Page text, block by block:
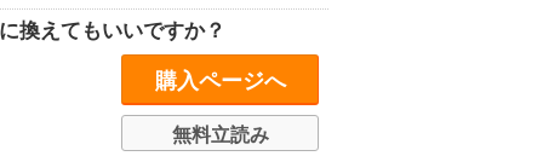
換えてもいいですか？
購入ページへ
無料立読み